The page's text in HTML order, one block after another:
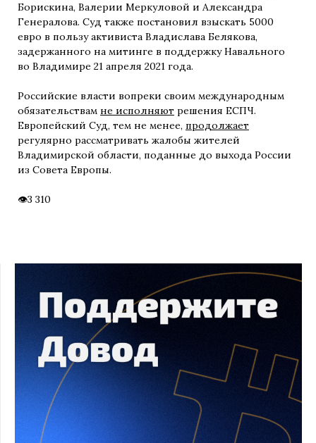
Борискина, Валерии Меркуловой и Александра
Генералова. Суд также постановил взыскать 5000
евро в пользу активиста Владислава Белякова,
задержанного на митинге в поддержку Навального
во Владимире 21 апреля 2021 года.
Российские власти вопреки своим международным
обязательствам не исполняют решения ЕСПЧ.
Европейский Суд, тем не менее, продолжает
регулярно рассматривать жалобы жителей
Владимирской области, поданные до выхода России
из Совета Европы.
3 310